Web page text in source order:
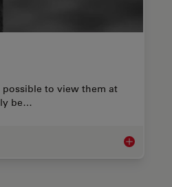
to view them at
be…
125 Years